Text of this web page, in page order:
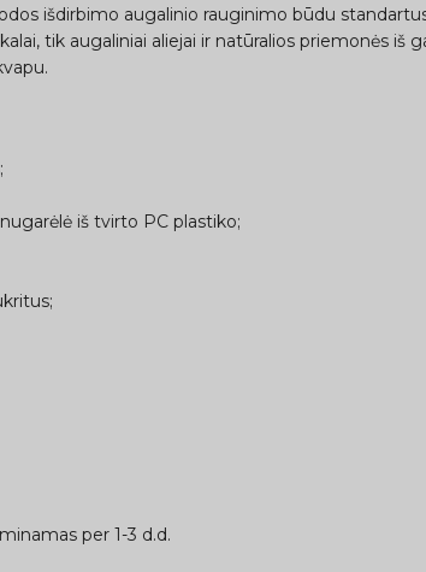
išdirbimo augalinio rauginimo būdu
tik augaliniai aliejai ir natūralios priemonės iš
iš tvirto PC plastiko;
per 1-3 d.d.